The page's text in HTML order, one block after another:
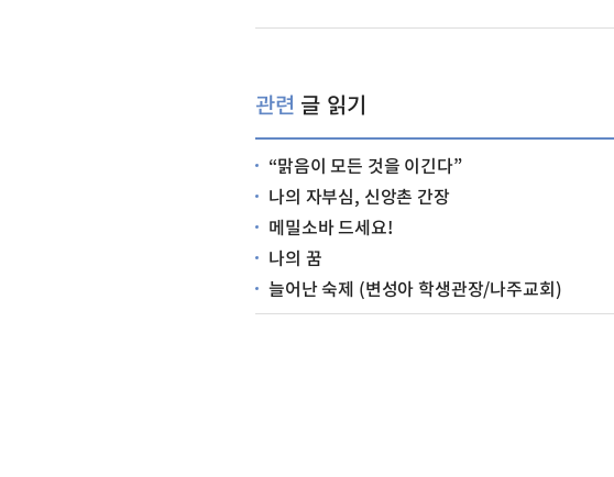
관련 글 읽기
“맑음이 모든 것을 이긴다”
나의 자부심, 신앙촌 간장
메밀소바 드세요!
나의 꿈
늘어난 숙제 (변성아 학생관장/나주교회)